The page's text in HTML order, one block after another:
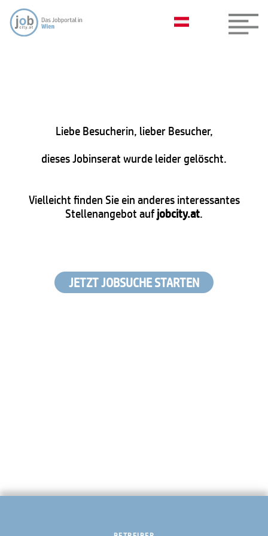
Liebe Besucherin, lieber Besucher,
dieses Jobinserat wurde leider gelöscht.
Vielleicht finden Sie ein anderes interessantes
Stellenangebot aufjobcity.at.
JETZT JOBSUCHE STARTEN